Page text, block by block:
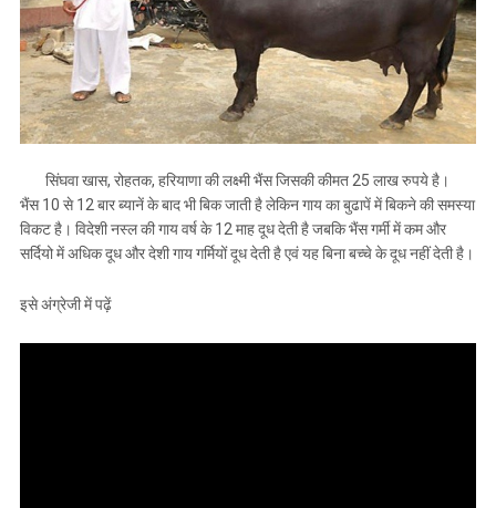
सिंघवा खास, रोहतक, हरियाणा की लक्ष्मी भैंस जिसकी कीमत 25 लाख रुपये है।
भैंस 10 से 12 बार ब्यानें के बाद भी बिक जाती है लेकिन गाय का बुढापें में बिकने की समस्या
विकट है। विदेशी नस्ल की गाय वर्ष के 12 माह दूध देती है जबकि भैंस गर्मी में कम और
सर्दियो में अधिक दूध और देशी गाय गर्मियों दूध देती है एवं यह बिना बच्चे के दूध नहीं देती है।
इसे अंग्रेजी में पढ़ें